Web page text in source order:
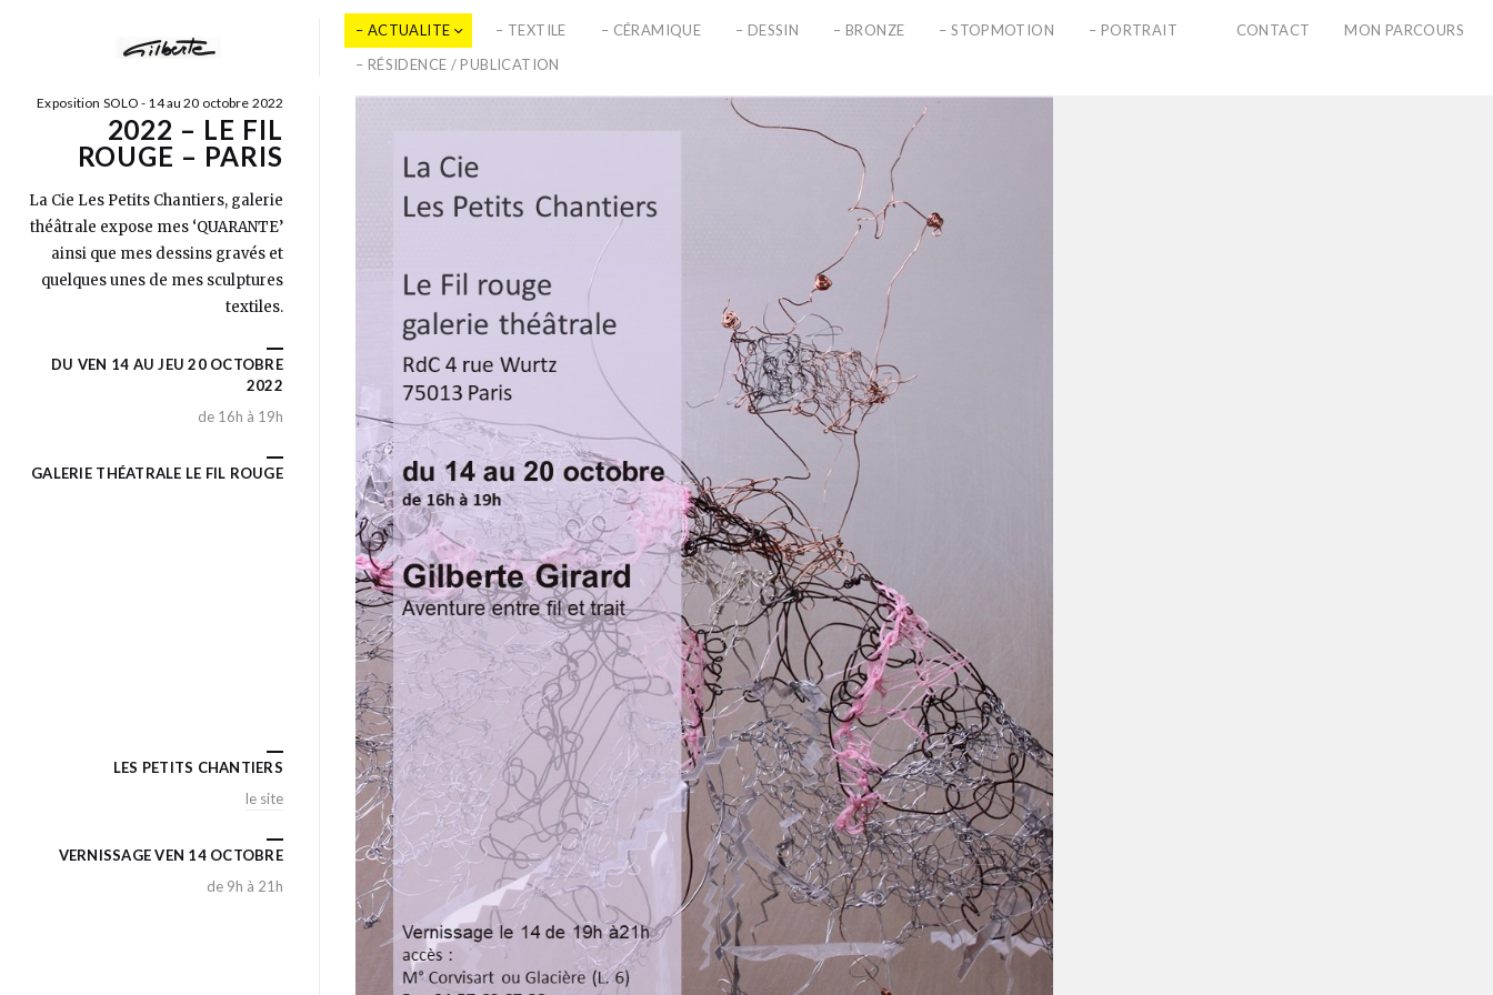
– ACTUALITE – TEXTILE – CÉRAMIQUE – DESSIN – BRONZE – STOPMOTION
– PORTRAIT
– RÉSIDENCE / PUBLICATION
CONTACT MON PARCOURS
Exposition SOLO - 14 au 20 octobre 2022
2022 – LE FIL
ROUGE – PARIS
La Cie Les Petits Chantiers, galerie
théâtrale expose mes ‘QUARANTE’
ainsi que mes dessins gravés et
quelques unes de mes sculptures
textiles.
DU VEN 14 AU JEU 20 OCTOBRE
2022
de 16h à 19h
GALERIE THÉATRALE LE FIL ROUGE
LES PETITS CHANTIERS
le site
VERNISSAGE VEN 14 OCTOBRE
de 9h à 21h